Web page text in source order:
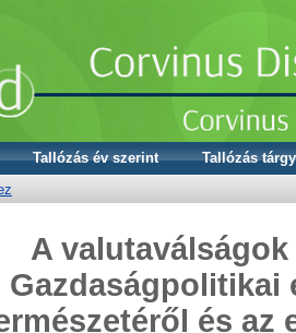
Tallózás év szerint
Tallózás
A
Gazdaságpolitikai
és az